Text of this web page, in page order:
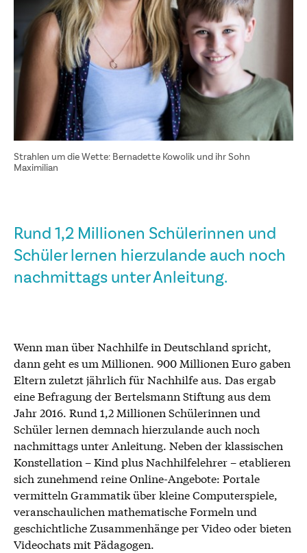
Strahlen um die Wette: Bernadette Kowolik und ihr Sohn
Maximilian
Rund 1,2 Millionen Schülerinnen und
Schüler lernen hierzulande auch noch
nachmittags unter Anleitung.
Wenn man über Nachhilfe in Deutschland spricht,
dann geht es um Millionen. 900 Millionen Euro gaben
Eltern zuletzt jährlich für Nachhilfe aus. Das ergab
eine Befragung der Bertelsmann Stiftung aus dem
Jahr 2016. Rund 1,2 Millionen Schülerinnen und
Schüler lernen demnach hierzulande auch noch
nachmittags unter Anleitung. Neben der klassischen
Konstellation – Kind plus Nachhilfelehrer – etablieren
sich zunehmend reine Online-Angebote: Portale
vermitteln Grammatik über kleine Computerspiele,
veranschaulichen mathematische Formeln und
geschichtliche Zusammenhänge per Video oder bieten
Videochats mit Pädagogen.